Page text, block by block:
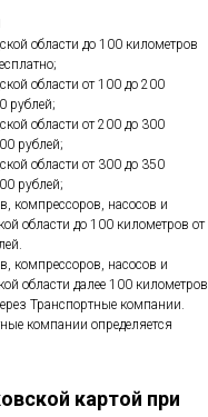
области до 100 километров
области от 100 до 200
рублей;
области от 200 до 300
рублей;
области от 300 до 350
рублей;
компрессоров, насосов и
области до 100 километров от
компрессоров, насосов и
области далее 100 километров
Транспортные компании.
компании определяется
картой при